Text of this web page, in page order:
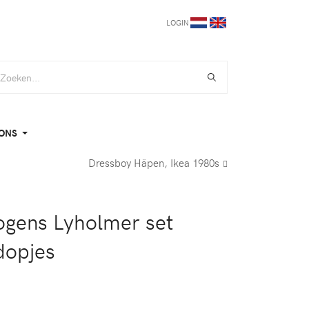
LOGIN
Dressboy Häpen, Ikea 1980s
Lyholmer set